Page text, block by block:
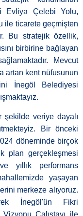
Evliya Çelebi Yolu,
ile ticarete geçmişten
Bu stratejik özellik,
birbirine bağlayan
Mevcut
artan kent nüfusunun
İnegöl Belediyesi
şekilde veriye dayalı
Bir önceki
döneminde birçok
plan gerçekleşmesi
yıllık performans
yaşayan
merkeze alıyoruz.
İnegöl'ün Fikri
Çalıştayı ile